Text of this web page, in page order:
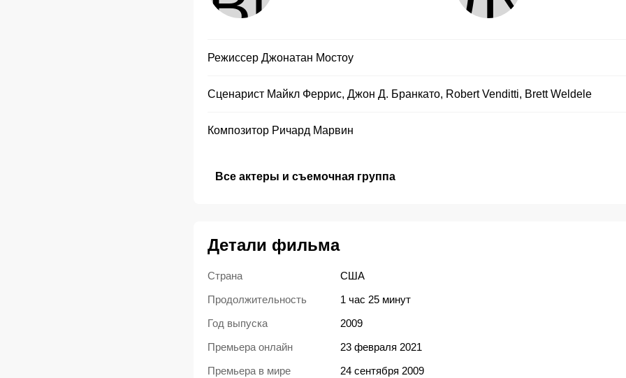
Режиссер Джонатан Мостоу
Сценарист Майкл Феррис, Джон Д. Бранкато, Robert Venditti, Brett Weldele
Композитор Ричард Марвин
Все актеры и съемочная группа
Детали фильма
Страна
США
Продолжительность
1 час 25 минут
Год выпуска
2009
Премьера онлайн
23 февраля 2021
Премьера в мире
24 сентября 2009